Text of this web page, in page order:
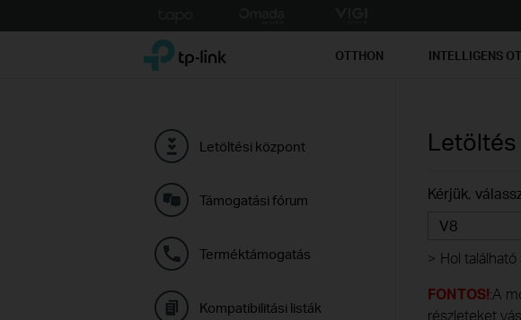
to
TP-Link, Reliably Smart OTTHON INTELLIGENS
Letöltési központ
Támogatási fórum
Terméktámogatás
Kompatibilitási listák
Letöltés
Kérjük,
V8
> Hol
FONTOS!:A
részleteket